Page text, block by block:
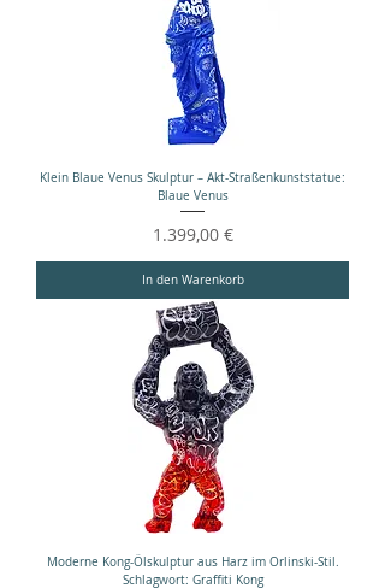
Klein Blaue Venus Skulptur – Akt-Straßenkunststatue:
Blaue Venus
Preis
1.399,00 €
In den Warenkorb
Moderne Kong-Ölskulptur aus Harz im Orlinski-Stil.
Schlagwort: Graffiti Kong